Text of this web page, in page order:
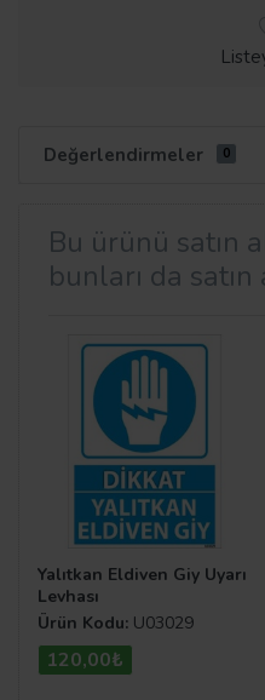
Değerlendirmeler 0
Bu ürünü satın
bunları da satın
Yalıtkan Eldiven Giy Uyarı
Levhası
Ürün Kodu: U03029
120,00₺